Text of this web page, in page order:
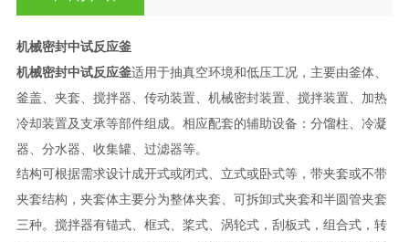
机械密封中试反应釜
机械密封中试反应釜适用于抽真空环境和低压工况，主要由釜体、
釜盖、夹套、搅拌器、传动装置、机械密封装置、搅拌装置、加热
冷却装置及支承等部件组成。相应配套的辅助设备：分馏柱、冷凝
器、分水器、收集罐、过滤器等。
结构可根据需求设计成开式或闭式、立式或卧式等，带夹套或不带
夹套结构，夹套体主要分为整体夹套、可拆卸式夹套和半圆管夹套
三种。搅拌器有锚式、框式、桨式、涡轮式，刮板式，组合式，转